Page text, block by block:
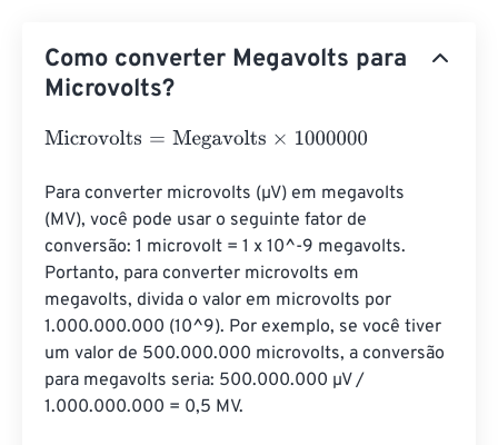
Como converter Megavolts para
Microvolts?
Microvolts=Megavolts×1000000
Para converter microvolts (µV) em megavolts
(MV), você pode usar o seguinte fator de
conversão: 1 microvolt = 1 x 10^-9 megavolts.
Portanto, para converter microvolts em
megavolts, divida o valor em microvolts por
1.000.000.000 (10^9). Por exemplo, se você tiver
um valor de 500.000.000 microvolts, a conversão
para megavolts seria: 500.000.000 µV /
1.000.000.000 = 0,5 MV.